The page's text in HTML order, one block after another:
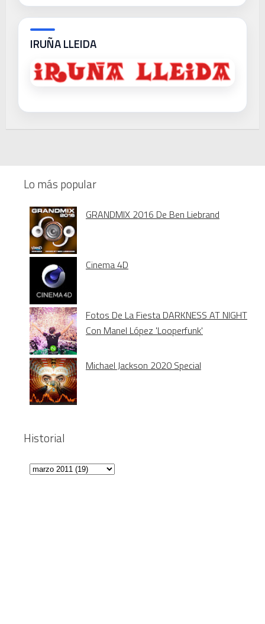
IRUÑA LLEIDA
Lo más popular
GRANDMIX 2016 De Ben Liebrand
Cinema 4D
Fotos De La Fiesta DARKNESS AT NIGHT
Con Manel López 'Looperfunk'
Michael Jackson 2020 Special
Historial